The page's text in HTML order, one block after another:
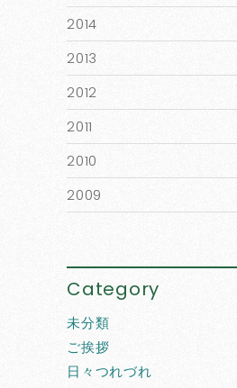
2014
2013
2012
2011
2010
2009
Category
未分類
ご挨拶
日々つれづれ